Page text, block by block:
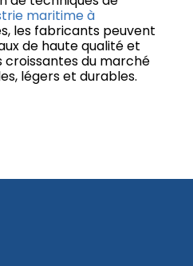
maritime à
les fabricants peuvent
de haute qualité et
croissantes du marché
légers et durables.